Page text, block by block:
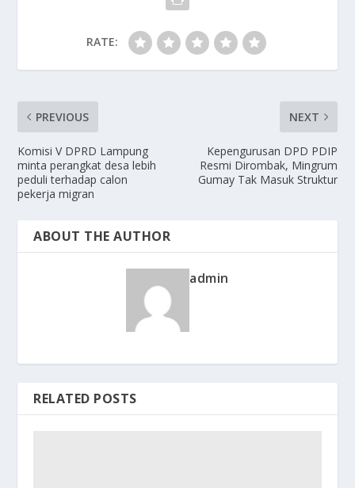
RATE:
PREVIOUS
Komisi V DPRD Lampung
minta perangkat desa lebih
peduli terhadap calon
pekerja migran
NEXT
Kepengurusan DPD PDIP
Resmi Dirombak, Mingrum
Gumay Tak Masuk Struktur
ABOUT THE AUTHOR
admin
RELATED POSTS